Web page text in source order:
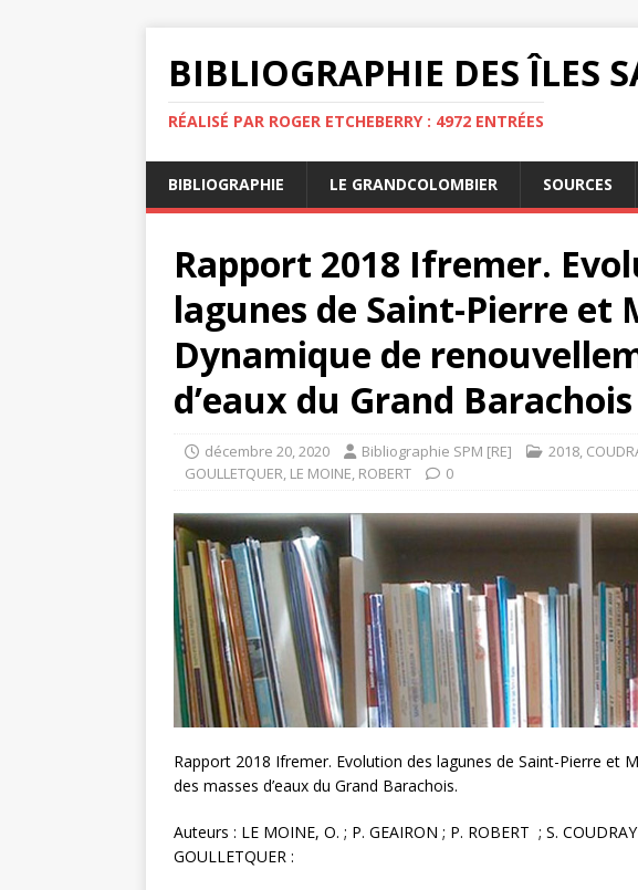
BIBLIOGRAPHIE DES ÎLES
RÉALISÉ PAR ROGER ETCHEBERRY : 4972 ENTRÉES
BIBLIOGRAPHIE LE GRANDCOLOMBIER SOURCES
Rapport 2018 Ifremer.
lagunes de Saint-Pierre et
Dynamique de
d’eaux du Grand Barachois
décembre 20, 2020 Bibliographie SPM [RE] 2018,
GOULLETQUER, LE MOINE, ROBERT 0
Rapport 2018 Ifremer. Evolution des lagunes de Saint-Pierre et
des masses d’eaux du Grand Barachois.
Auteurs : LE MOINE, O. ; P. GEAIRON ; P. ROBERT ; S.
GOULLETQUER :